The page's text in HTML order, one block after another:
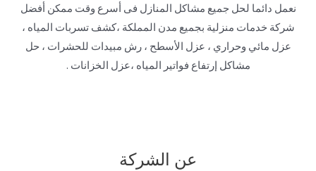
نعمل دائما لحل جميع مشاكل المنازل فى أسرع وقت ممكن أفضل
شركة خدمات منزلية بجميع مدن المملكة ،كشف تسربات المياه ،
عزل مائي وحراري ، عزل الأسطح ، رش مبيدات للحشرات ، حل
مشاكل إرتفاع فواتير المياه ،عزل الخزانات .
عن الشركة